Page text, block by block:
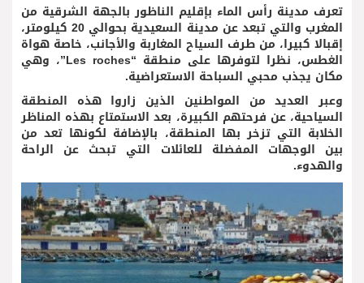
تعرف مدينة رأس الماء بإقليم الناظور بالجهة الشرقية من
المغرب والتي تبعد عن مدينة السعيدية بحوالي 20 كيلومتر،
إقبالا كبيرا، من طرف السياح المغاربة والأجانب، خاصة هواة
الغطس، نظرا لتوفرها على منطقة “Les roches”، وهي
مكان يجذب محبي السباحة الاستعراضية.
وعبر العديد من المواطنين الذين زاروا هذه المنطقة
السياحية، عن فرحتهم الكبيرة، بعد الاستمتاع بهذه المناظر
الخلابة التي تزخر بها المنطقة، بالإضافة لكونها تعد من
بين الوجهات المفضلة للعائلات التي تبحث عن الراحة
والهدوء.